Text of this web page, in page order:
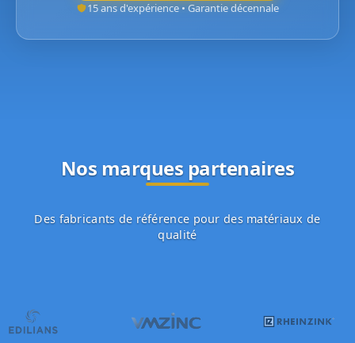
15 ans d'expérience • Garantie décennale
Nos marques partenaires
Des fabricants de référence pour des matériaux de
qualité